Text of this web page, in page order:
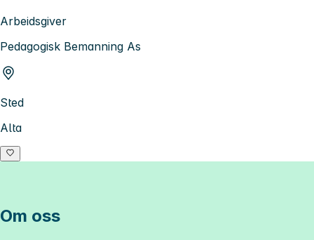
Arbeidsgiver
Pedagogisk Bemanning As
Sted
Alta
Om oss